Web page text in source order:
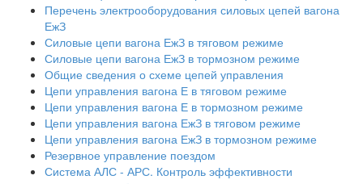
Перечень электрооборудования силовых цепей вагона
ЕжЗ
Силовые цепи вагона ЕжЗ в тяговом режиме
Силовые цепи вагона ЕжЗ в тормозном режиме
Общие сведения о схеме цепей управления
Цепи управления вагона Е в тяговом режиме
Цепи управления вагона Е в тормозном режиме
Цепи управления вагона ЕжЗ в тяговом режиме
Цепи управления вагона ЕжЗ в тормозном режиме
Резервное управление поездом
Система АЛС - АРС. Контроль эффективности